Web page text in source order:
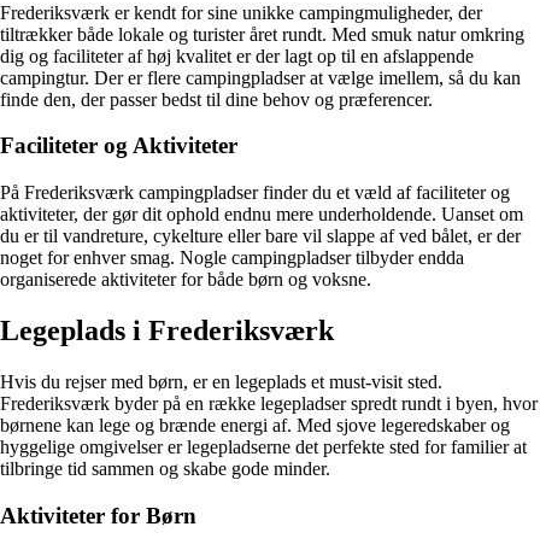
Frederiksværk er kendt for sine unikke campingmuligheder, der
tiltrækker både lokale og turister året rundt. Med smuk natur omkring
dig og faciliteter af høj kvalitet er der lagt op til en afslappende
campingtur. Der er flere campingpladser at vælge imellem, så du kan
finde den, der passer bedst til dine behov og præferencer.
Faciliteter og Aktiviteter
På Frederiksværk campingpladser finder du et væld af faciliteter og
aktiviteter, der gør dit ophold endnu mere underholdende. Uanset om
du er til vandreture, cykelture eller bare vil slappe af ved bålet, er der
noget for enhver smag. Nogle campingpladser tilbyder endda
organiserede aktiviteter for både børn og voksne.
Legeplads i Frederiksværk
Hvis du rejser med børn, er en legeplads et must-visit sted.
Frederiksværk byder på en række legepladser spredt rundt i byen, hvor
børnene kan lege og brænde energi af. Med sjove legeredskaber og
hyggelige omgivelser er legepladserne det perfekte sted for familier at
tilbringe tid sammen og skabe gode minder.
Aktiviteter for Børn